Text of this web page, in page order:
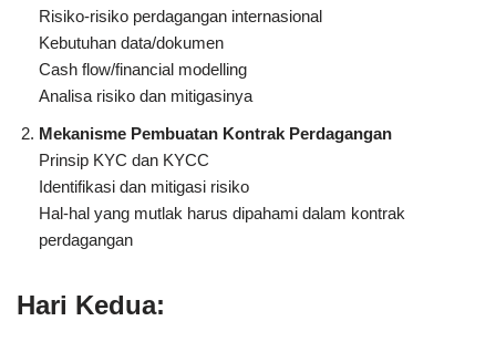
Risiko-risiko perdagangan internasional
Kebutuhan data/dokumen
Cash flow/financial modelling
Analisa risiko dan mitigasinya
Mekanisme Pembuatan Kontrak Perdagangan
Prinsip KYC dan KYCC
Identifikasi dan mitigasi risiko
Hal-hal yang mutlak harus dipahami dalam kontrak
perdagangan
Hari Kedua: